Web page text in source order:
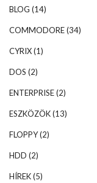
BLOG (14)
COMMODORE(34)
CYRIX(1)
DOS (2)
ENTERPRISE(2)
ESZKÖZÖK(13)
FLOPPY(2)
HDD (2)
HÍREK(5)